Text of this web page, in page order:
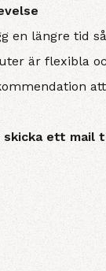
en längre tid
är flexibla
ett mail